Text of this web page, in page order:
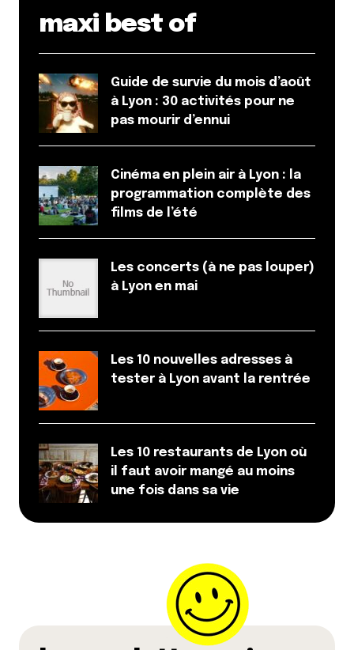
E-mail*
Enregistrer mon nom, mon e-mail et mon site dans le
Et bim !
maxi best of
Guide de survie du mois d’août
à Lyon : 30 activités pour ne
pas mourir d’ennui
Cinéma en plein air à Lyon : la
programmation complète des
films de l’été
Les concerts (à ne pas louper)
à Lyon en mai
Les 10 nouvelles adresses à
tester à Lyon avant la rentrée
Les 10 restaurants de Lyon où
il faut avoir mangé au moins
une fois dans sa vie